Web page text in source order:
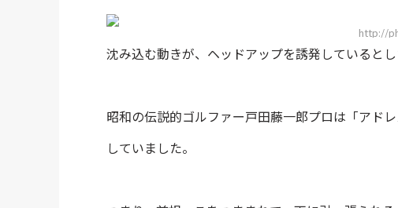
http://
沈み込む動きが、ヘッドアップを誘発していると
昭和の伝説的ゴルファー戸田藤一郎プロは「アド
していました。